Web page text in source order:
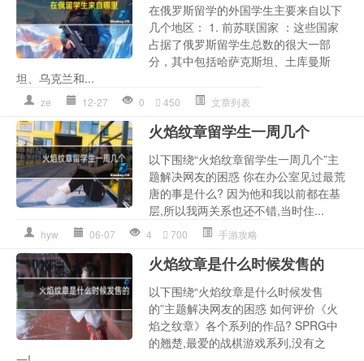
在俄罗斯留学的外国学生主要来自以下
几个地区： 1. 前苏联国家 ：这些国家
占据了俄罗斯留学生总数的很大一部
分，其中包括哈萨克斯坦、土库曼斯
坦、乌克兰和...
ze 12-27 0 450 文章列表
火焰纹章留学生一周几个
以下围绕“火焰纹章留学生一周几个”主
题解决网友的困惑 你在办公室见过最荒
唐的事是什么? 因为他和我以前都在基
层,所以我两关系也还不错,当时住...
hyw 06-07 4 700 手游攻略
火焰纹章是什么时候发售的
以下围绕“火焰纹章是什么时候发售
的”主题解决网友的困惑 如何评价《火
焰之纹章》各个系列的作品? SPRG中
的翘楚,最爱的战棋游戏系列,没有之